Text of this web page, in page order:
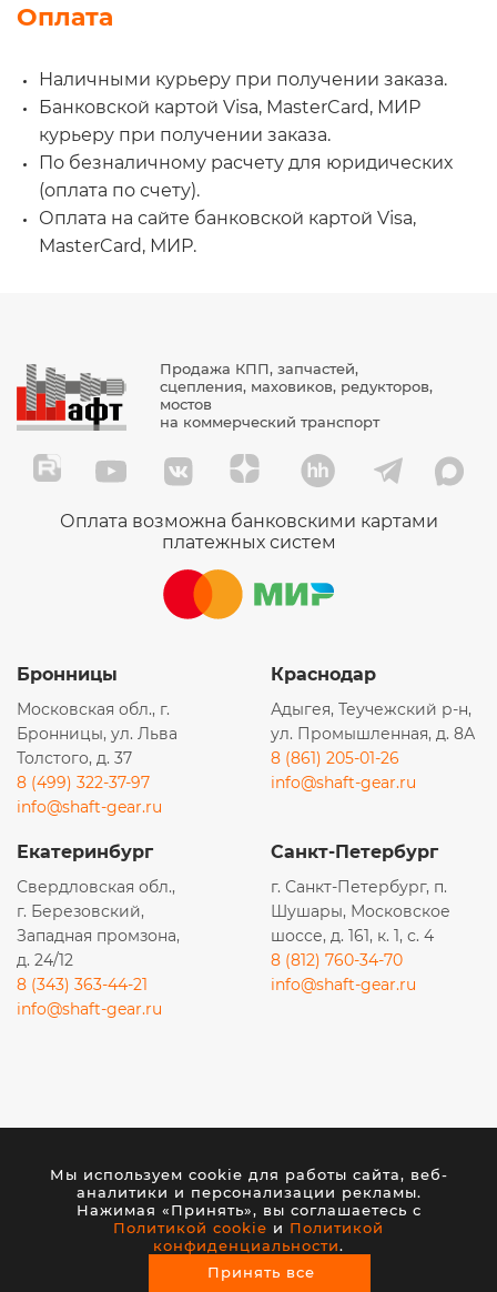
030878
3400700360N
7421646611
PP8000159
4700629
107558
004700360
70110313
02425E
3400700360009
3400000075
0501000450
AKBL6859
083401269108
0691464
0323147
6403053000
640305300
004700422
8000700360
Z40981
7 421 235 560
20 717 563
21173129
293086
1878004128
Оплата
Наличными курьеру при получении заказа.
Банковской картой Visa, MasterCard, МИР
курьеру при получении заказа.
По безналичному расчету для юридических
(оплата по счету).
Оплата на сайте банковской картой Visa,
MasterCard, МИР.
Мы используем cookie для работы сайта, веб-
аналитики и персонализации рекламы.
Нажимая «Принять», вы соглашаетесь с
Политикой cookie и Политикой
конфиденциальности.
Принять все
Продажа КПП, запчастей,
сцепления, маховиков, редукторов,
мостов
на коммерческий транспорт
Оплата возможна банковскими картами
платежных систем
Бронницы
Московская обл., г.
Бронницы, ул. Льва
Толстого, д. 37
8 (499) 322-37-97
info@shaft-gear.ru
Краснодар
Адыгея, Теучежский р-н,
ул. Промышленная, д. 8А
8 (861) 205-01-26
info@shaft-gear.ru
Екатеринбург
Свердловская обл.,
г. Березовский,
Западная промзона,
д. 24/12
8 (343) 363-44-21
info@shaft-gear.ru
Санкт-Петербург
г. Санкт-Петербург, п.
Шушары, Московское
шоссе, д. 161, к. 1, с. 4
8 (812) 760-34-70
info@shaft-gear.ru
каких условиях не является публичной офертой,
определяемой положениями статьи 437 (2) ГК РФ.
© 2026 ООО «ШАФТ». Все права защищены.